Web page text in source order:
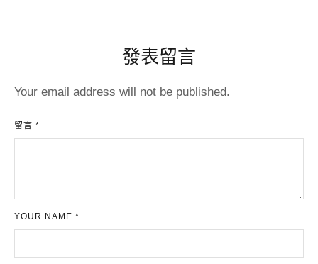
發表留言
Your email address will not be published.
留言 *
YOUR NAME *